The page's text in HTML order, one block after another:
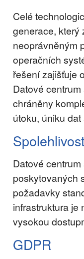
Celé
generace, který
neoprávněným
operačních
řešení zajišťuje
Datové
chráněny
útoku, úniku
Spolehlivost
Datové
poskytovaných
požadavky
infrastruktura je
vysokou
GDPR